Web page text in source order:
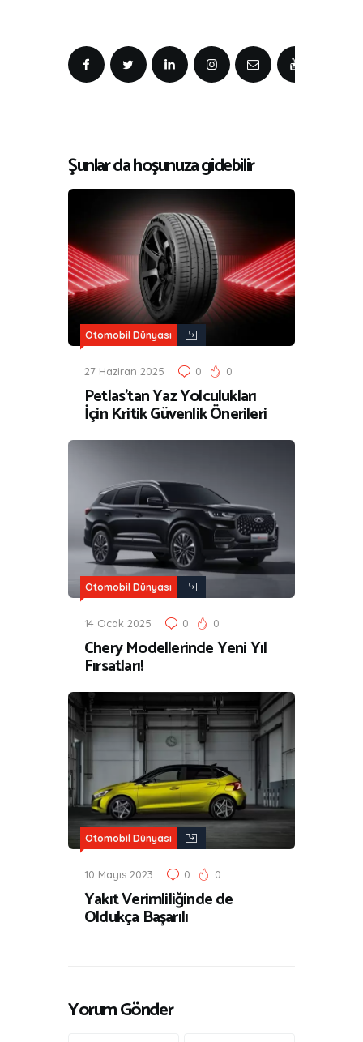
Şunlar da hoşunuza gidebilir
Otomobil Dünyası
27 Haziran 2025 0 0
Petlas’tan Yaz Yolculukları
İçin Kritik Güvenlik Önerileri
Otomobil Dünyası
14 Ocak 2025 0 0
Chery Modellerinde Yeni Yıl
Fırsatları!
Otomobil Dünyası
10 Mayıs 2023 0 0
Yakıt Verimliliğinde de
Oldukça Başarılı
Yorum Gönder